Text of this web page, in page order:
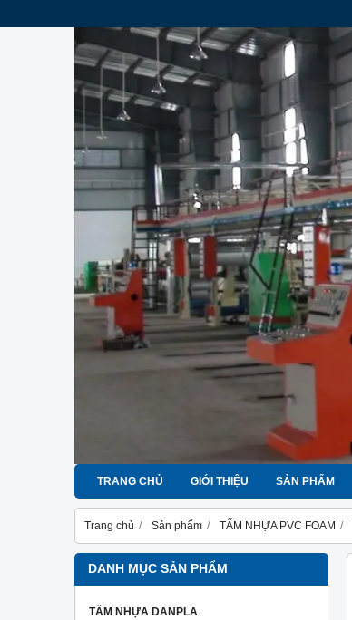
TRANG CHỦ GIỚI THIỆU SẢN PHẨM
Trang chủ Sản phẩm TẤM NHỰA PVC FOAM
DANH MỤC SẢN PHẨM
TẤM NHỰA DANPLA